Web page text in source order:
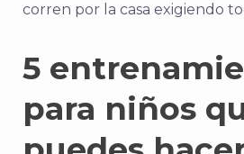
corren por la casa exigiendo
5
para niños